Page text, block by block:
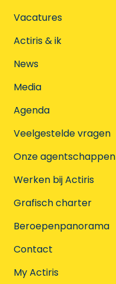
Vacatures
Actiris & ik
News
Media
Agenda
Veelgestelde vragen
Onze agentschappen
Werken bij Actiris
Grafisch charter
Beroepenpanorama
Contact
My Actiris